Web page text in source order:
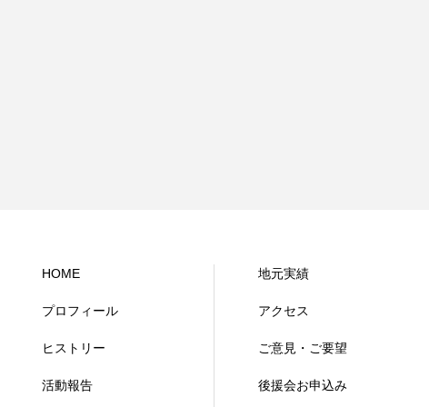
HOME
プロフィール
ヒストリー
活動報告
地元実績
アクセス
ご意見・ご要望
後援会お申込み